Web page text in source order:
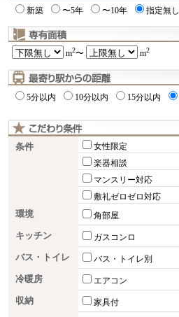
新築 〜5年 〜10年 指定無し
m2〜 m2
5分以内 10分以内 15分以内
条件 女性限定
楽器相談
マンスリー対応
敷礼ゼロゼロ対応
環境 角部屋
キッチン ガスコンロ
バス・トイレ バス・トイレ別
冷暖房 エアコン
収納 家具付